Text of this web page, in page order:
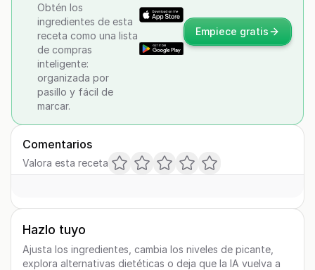
Obtén los
ingredientes de esta
receta como una lista
de compras
inteligente:
organizada por
pasillo y fácil de
marcar.
Empiece gratis
Comentarios
Valora esta receta
Hazlo tuyo
Ajusta los ingredientes, cambia los niveles de picante,
explora alternativas dietéticas o deja que la IA vuelva a